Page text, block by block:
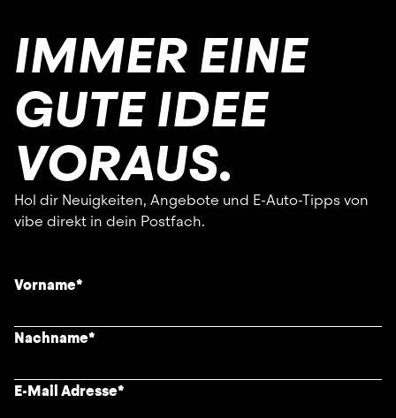
IMMER EINE
GUTE IDEE
VORAUS.
Hol dir Neuigkeiten, Angebote und E-Auto-Tipps von
vibe direkt in dein Postfach.
Vorname*
Nachname*
E-Mail Adresse*